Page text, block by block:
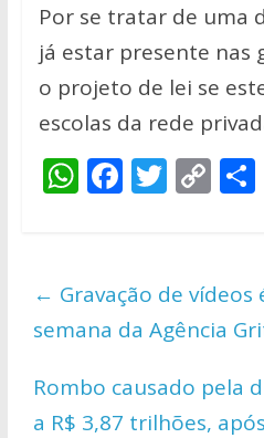
Por se tratar de uma
já estar presente nas
o projeto de lei se
escolas da rede
W
s
A
p
p
F
b
o
o
k
T
er
C
y
Li
n
k
S
← Gravação de
semana da Agência
Rombo causado pela
a R$ 3,87 trilhões,